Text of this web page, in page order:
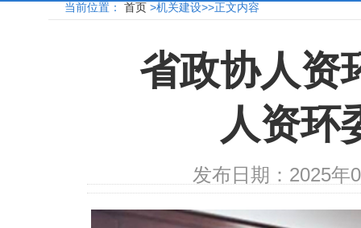
当前位置： 首页 >机关建设>>正文内容
省政协人资
人资环
发布日期：2025